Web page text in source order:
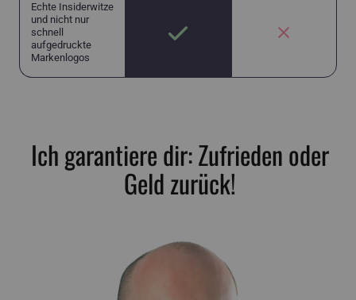
Echte Insiderwitze
und nicht nur
schnell
aufgedruckte
Markenlogos
Ich garantiere dir: Zufrieden oder
Geld zurück!